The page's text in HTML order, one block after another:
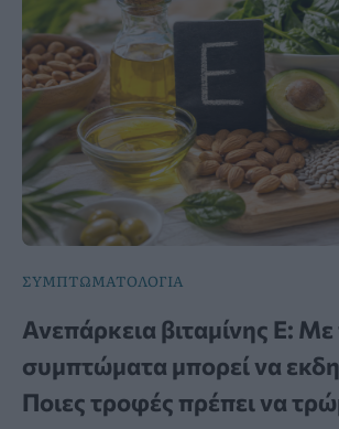
ΣΥΜΠΤΩΜΑΤΟΛΟΓΙΑ
Ανεπάρκεια βιταμίνης Ε: Με
συμπτώματα μπορεί να
Ποιες τροφές πρέπει να